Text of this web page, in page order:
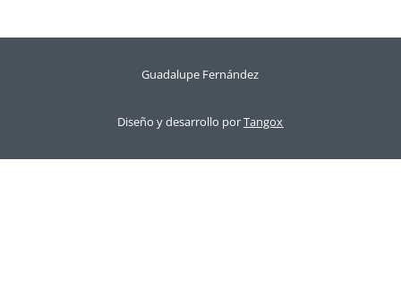
Guadalupe Fernández
Diseño y desarrollo porTangox